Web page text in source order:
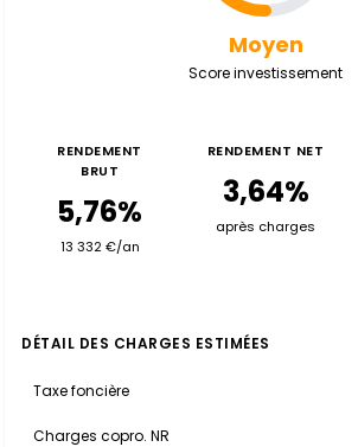
Moyen
Score investissement
RENDEMENT
BRUT
5,76%
13 332 €/an
RENDEMENT NET
3,64%
après charges
DÉTAIL DES CHARGES ESTIMÉES
Taxe foncière
Charges copro. NR